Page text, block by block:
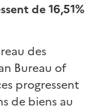
de 16,51%
des
Bureau of
progressent
de biens au